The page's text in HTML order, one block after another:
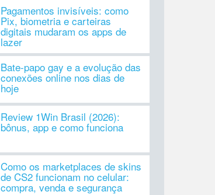
Pagamentos invisíveis: como
Pix, biometria e carteiras
digitais mudaram os apps de
lazer
Bate-papo gay e a evolução das
conexões online nos dias de
hoje
Review 1Win Brasil (2026):
bônus, app e como funciona
Como os marketplaces de skins
de CS2 funcionam no celular:
compra, venda e segurança